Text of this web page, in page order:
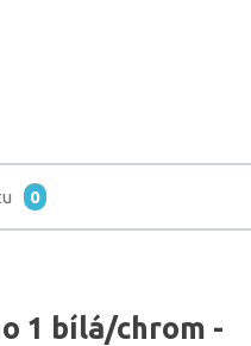
0
1 bílá/chrom -